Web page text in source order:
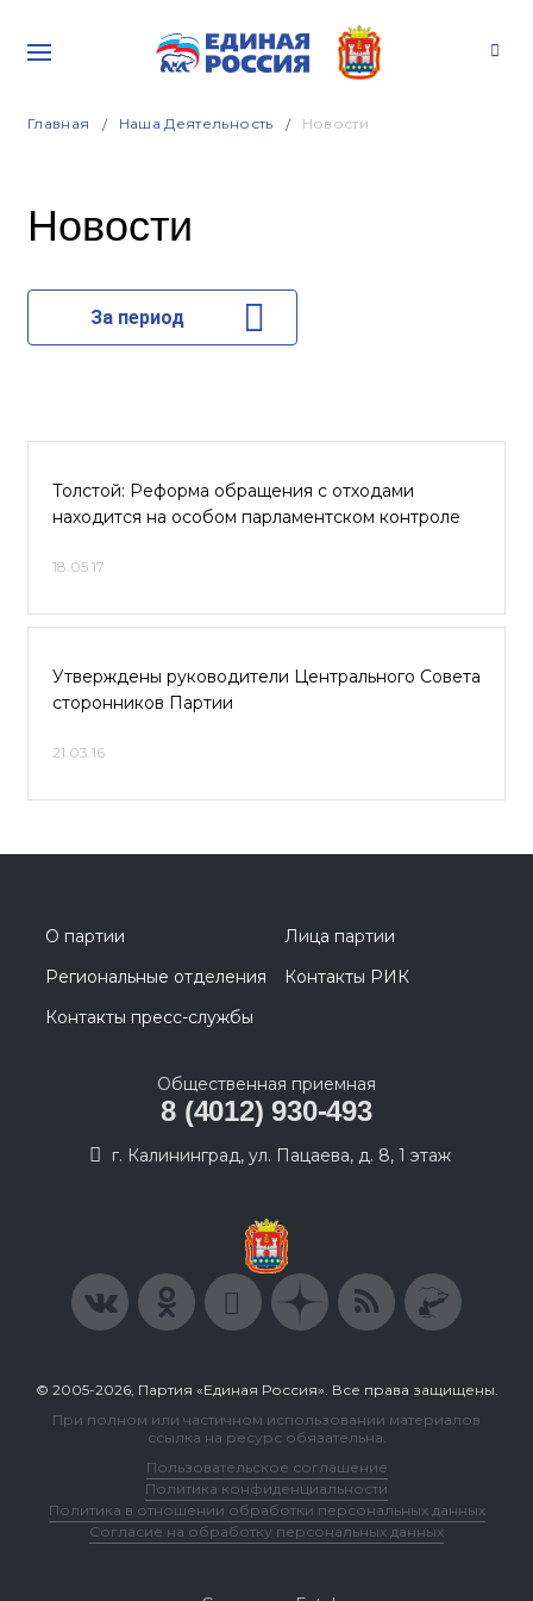
Главная Наша Деятельность Новости
Новости
За период
Толстой: Реформа обращения с отходами
находится на особом парламентском контроле
18.05.17
Утверждены руководители Центрального Совета
сторонников Партии
21.03.16
О партии
Лица партии
Региональные отделения
Контакты РИК
Контакты пресс-службы
Общественная приемная
8 (4012) 930-493
г. Калининград, ул. Пацаева, д. 8, 1 этаж
© 2005-2026, Партия «Единая Россия». Все права защищены.
При полном или частичном использовании материалов
ссылка на ресурс обязательна.
Пользовательское соглашение
Политика конфиденциальности
Политика в отношении обработки персональных данных
Согласие на обработку персональных данных